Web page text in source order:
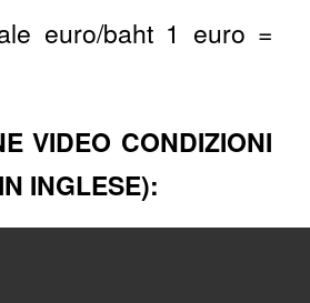
euro/baht 1 euro =
VIDEO CONDIZIONI
INGLESE):